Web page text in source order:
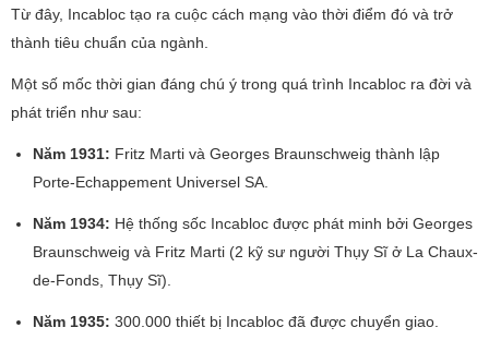
Từ đây, Incabloc tạo ra cuộc cách mạng vào thời điểm đó và trở
thành tiêu chuẩn của ngành.
Một số mốc thời gian đáng chú ý trong quá trình Incabloc ra đời và
phát triển như sau:
Năm 1931: Fritz Marti và Georges Braunschweig thành lập
Porte-Echappement Universel SA.
Năm 1934: Hệ thống sốc Incabloc được phát minh bởi Georges
Braunschweig và Fritz Marti (2 kỹ sư người Thụy Sĩ ở La Chaux-
de-Fonds, Thụy Sĩ).
Năm 1935: 300.000 thiết bị Incabloc đã được chuyển giao.